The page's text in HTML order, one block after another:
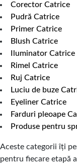
Corector Catrice
Pudră Catrice
Primer Catrice
Blush Catrice
Iluminator Catrice
Rimel Catrice
Ruj Catrice
Luciu de buze
Eyeliner Catrice
Farduri pleoape
Produse pentru
Aceste categorii îți
pentru fiecare etapă